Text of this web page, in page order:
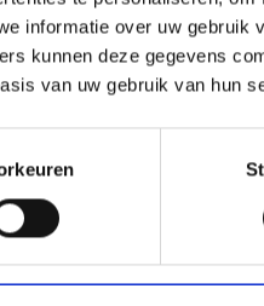
informatie over uw gebruik
kunnen deze gegevens
van uw gebruik van hun